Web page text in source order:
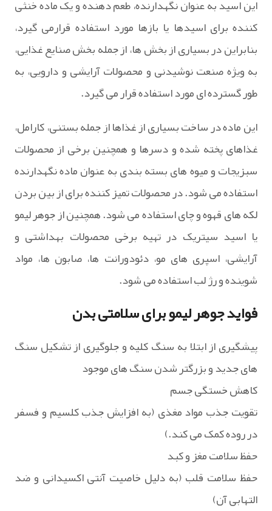
این اسید به عنوان نگهدارنده، طعم دهنده و یک ماده خنثی
کننده برای اسیدها یا بازها مورد استفاده قرارمی گیرد،
بنابراین در بسیاری از بخش ها، از جمله بخش صنایع غذایی،
به ویژه صنعت نوشیدنی و محصولات آرایشی و دارویی، به
طور گسترده ای مورد استفاده قرار می گیرد.
این ماده در ساخت بسیاری از غذاها از جمله بستنی، کارامل،
غذاهای پخته شده و دسرها و همچنین برخی از محصولات
سبزیجات و میوه های بسته بندی به عنوان ماده نگهدارنده
استفاده می شود. در محصولات تمیز کننده برای از بین بردن
لکه های قهوه و چای استفاده می شود. همچنین از جوهر لیمو
یا اسید سیتریک در تهیه برخی محصولات بهداشتی و
آرایشی، اسپری های مو، دئودورانت ها، صابون ها، مواد
شوینده و رژ لب استفاده می شود.
فواید جوهر لیمو برای سلامتی بدن
پیشگیری از ابتلا به سنگ کلیه و جلوگیری از تشکیل سنگ
های جدید و بزرگتر شدن سنگ های موجود
کاهش خستگی جسم
تقویت جذب مواد مغذی (به افزایش جذب کلسیم و فسفر
در روده کمک می کند.)
حفظ سلامت مغز و کبد
حفظ سلامت قلب (به دلیل خاصیت آنتی اکسیدانی و ضد
التهابی آن)